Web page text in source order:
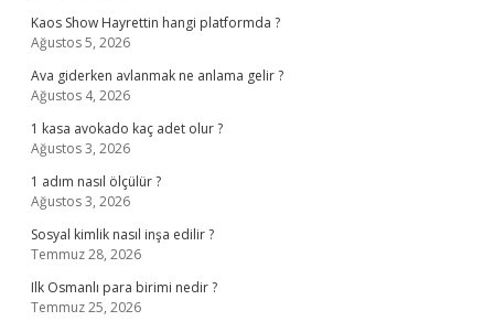
Kaos Show Hayrettin hangi platformda ?
Ağustos 5, 2026
Ava giderken avlanmak ne anlama gelir ?
Ağustos 4, 2026
1 kasa avokado kaç adet olur ?
Ağustos 3, 2026
1 adım nasıl ölçülür ?
Ağustos 3, 2026
Sosyal kimlik nasıl inşa edilir ?
Temmuz 28, 2026
Ilk Osmanlı para birimi nedir ?
Temmuz 25, 2026